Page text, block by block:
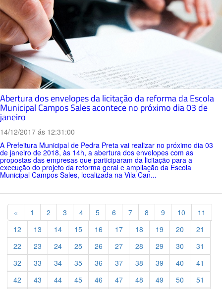
Abertura dos envelopes da licitação da reforma da Escola
Municipal Campos Sales acontece no próximo dia 03 de
janeiro
14/12/2017 ás 12:31:00
A Prefeitura Municipal de Pedra Preta vai realizar no próximo dia 03
de janeiro de 2018, às 14h, a abertura dos envelopes com as
propostas das empresas que participaram da licitação para a
execução do projeto da reforma geral e ampliação da Escola
Municipal Campos Sales, localizada na Vila Can...
« Previous
1 2 3 4 5 6 7 8 9 10
11
12
13 14 15 16 17 18 19 20
21
22
23 24 25 26 27 28 29 30
31
32
33 34 35 36 37 38 39 40
41
42
43 44 45 46 47 48 49 50 51